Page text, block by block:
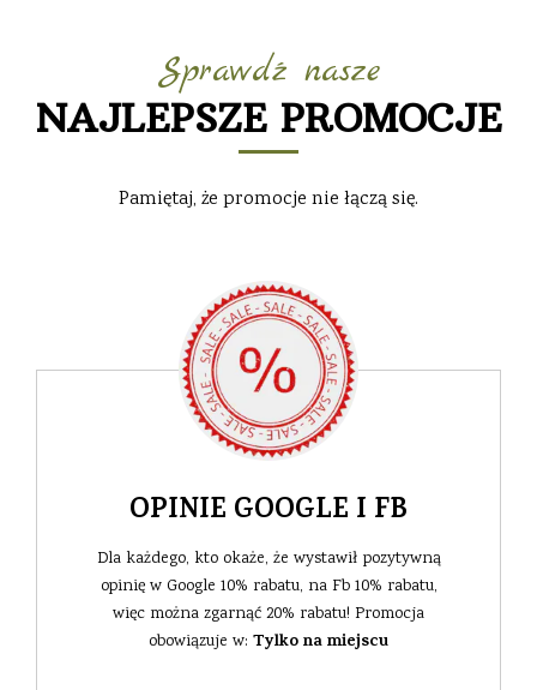
Sprawdź nasze
NAJLEPSZE PROMOCJE
Pamiętaj, że promocje nie łączą się.
OPINIE GOOGLE I FB
Dla każdego, kto okaże, że wystawił pozytywną
opinię w Google 10% rabatu, na Fb 10% rabatu,
więc można zgarnąć 20% rabatu! Promocja
obowiązuje w: Tylko na miejscu